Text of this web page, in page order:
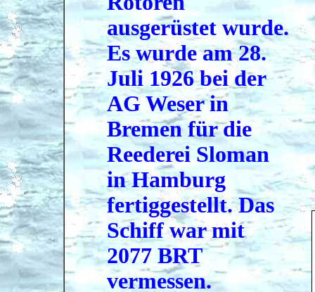
ausgerüstet wurde.
Es wurde am 28.
Juli 1926 bei der
AG Weser in
Bremen für die
Reederei Sloman
in Hamburg
fertiggestellt. Das
Schiff war mit
2077 BRT
vermessen.